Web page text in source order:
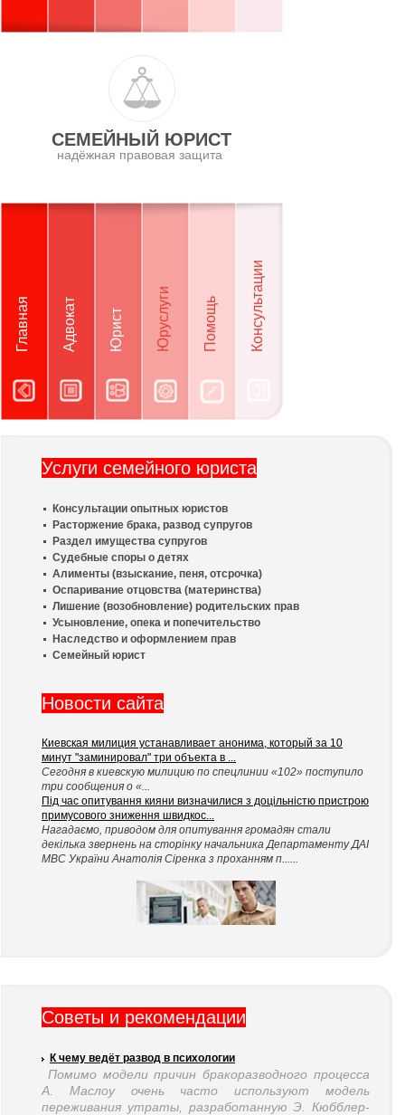
Главная Адвокат Юрист Юруслуги Помощь Консультации
СЕМЕЙНЫЙ ЮРИСТ
надёжная правовая защита
Услуги семейного юриста
Консультации опытных юристов
Расторжение брака, развод супругов
Раздел имущества супругов
Судебные споры о детях
Алименты (взыскание, пеня, отсрочка)
Оспаривание отцовства (материнства)
Лишение (возобновление) родительских прав
Усыновление, опека и попечительство
Наследство и оформлением прав
Семейный юрист
Новости сайта
Киевская милиция устанавливает анонима, который за 10
минут "заминировал" три объекта в ...
Сегодня в киевскую милицию по спецлинии «102» поступило
три сообщения о «...
Під час опитування кияни визначилися з доцільністю пристрою
примусового зниження швидкос...
Нагадаємо, приводом для опитування громадян стали
декілька звернень на сторінку начальника Департаменту ДАІ
МВС України Анатолія Сіренка з проханням п......
Cоветы и рекомендации
К чему ведёт развод в психологии
Помимо модели причин бракоразводного процесса
А. Маслоу очень часто используют модель
переживания утраты, разработанную Э. Кюбблер-